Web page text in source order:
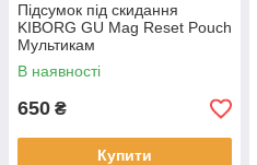
Підсумок під скидання
KIBORG GU Mag Reset Pouch
Мультикам
В наявності
650 ₴
Купити